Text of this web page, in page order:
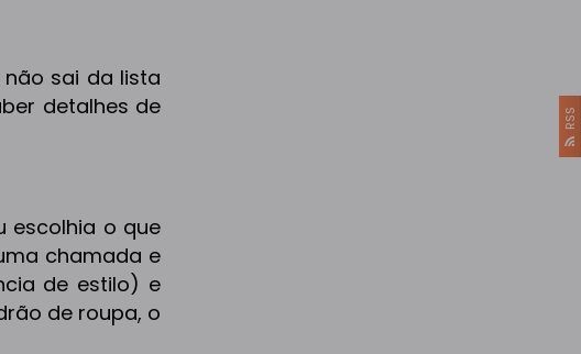
RSS
sai da lista
detalhes de
escolhia o que
chamada e
de estilo) e
de roupa, o